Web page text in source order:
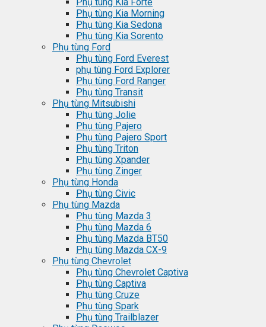
Phụ tùng Kia Morning
Phụ tùng Kia Sedona
Phụ tùng Kia Sorento
Phụ tùng Ford
Phụ tùng Ford Everest
phụ tùng Ford Explorer
Phụ tùng Ford Ranger
Phụ tùng Transit
Phụ tùng Mitsubishi
Phụ tùng Jolie
Phụ tùng Pajero
Phụ tùng Pajero Sport
Phụ tùng Triton
Phụ tùng Xpander
Phụ tùng Zinger
Phụ tùng Honda
Phụ tùng Civic
Phụ tùng Mazda
Phụ tùng Mazda 3
Phụ tùng Mazda 6
Phụ tùng Mazda BT50
Phụ tùng Mazda CX-9
Phụ tùng Chevrolet
Phụ tùng Chevrolet Captiva
Phụ tùng Captiva
Phụ tùng Cruze
Phụ tùng Spark
Phụ tùng Trailblazer